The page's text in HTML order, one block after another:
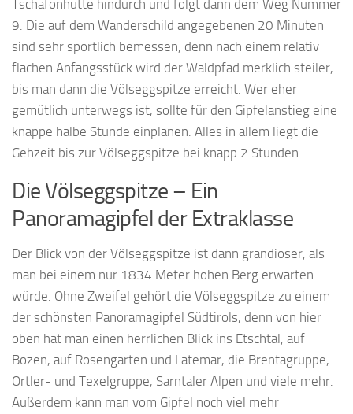
Tschafonhütte hindurch und folgt dann dem Weg Nummer
9. Die auf dem Wanderschild angegebenen 20 Minuten
sind sehr sportlich bemessen, denn nach einem relativ
flachen Anfangsstück wird der Waldpfad merklich steiler,
bis man dann die Völseggspitze erreicht. Wer eher
gemütlich unterwegs ist, sollte für den Gipfelanstieg eine
knappe halbe Stunde einplanen. Alles in allem liegt die
Gehzeit bis zur Völseggspitze bei knapp 2 Stunden.
Die Völseggspitze – Ein
Panoramagipfel der Extraklasse
Der Blick von der Völseggspitze ist dann grandioser, als
man bei einem nur 1834 Meter hohen Berg erwarten
würde. Ohne Zweifel gehört die Völseggspitze zu einem
der schönsten Panoramagipfel Südtirols, denn von hier
oben hat man einen herrlichen Blick ins Etschtal, auf
Bozen, auf Rosengarten und Latemar, die Brentagruppe,
Ortler- und Texelgruppe, Sarntaler Alpen und viele mehr.
Außerdem kann man vom Gipfel noch viel mehr